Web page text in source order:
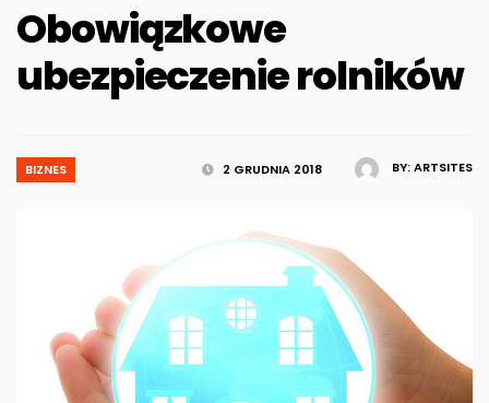
Obowiązkowe
ubezpieczenie rolników
BY:ARTSITES
2 GRUDNIA 2018
BIZNES